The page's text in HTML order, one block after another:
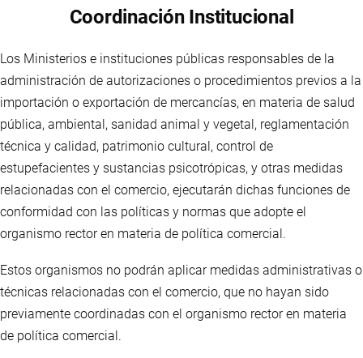
Coordinación Institucional
Los Ministerios e instituciones públicas responsables de la
administración de autorizaciones o procedimientos previos a la
importación o exportación de mercancías, en materia de salud
pública, ambiental, sanidad animal y vegetal, reglamentación
técnica y calidad, patrimonio cultural, control de
estupefacientes y sustancias psicotrópicas, y otras medidas
relacionadas con el comercio, ejecutarán dichas funciones de
conformidad con las políticas y normas que adopte el
organismo rector en materia de política comercial.
Estos organismos no podrán aplicar medidas administrativas o
técnicas relacionadas con el comercio, que no hayan sido
previamente coordinadas con el organismo rector en materia
de política comercial.